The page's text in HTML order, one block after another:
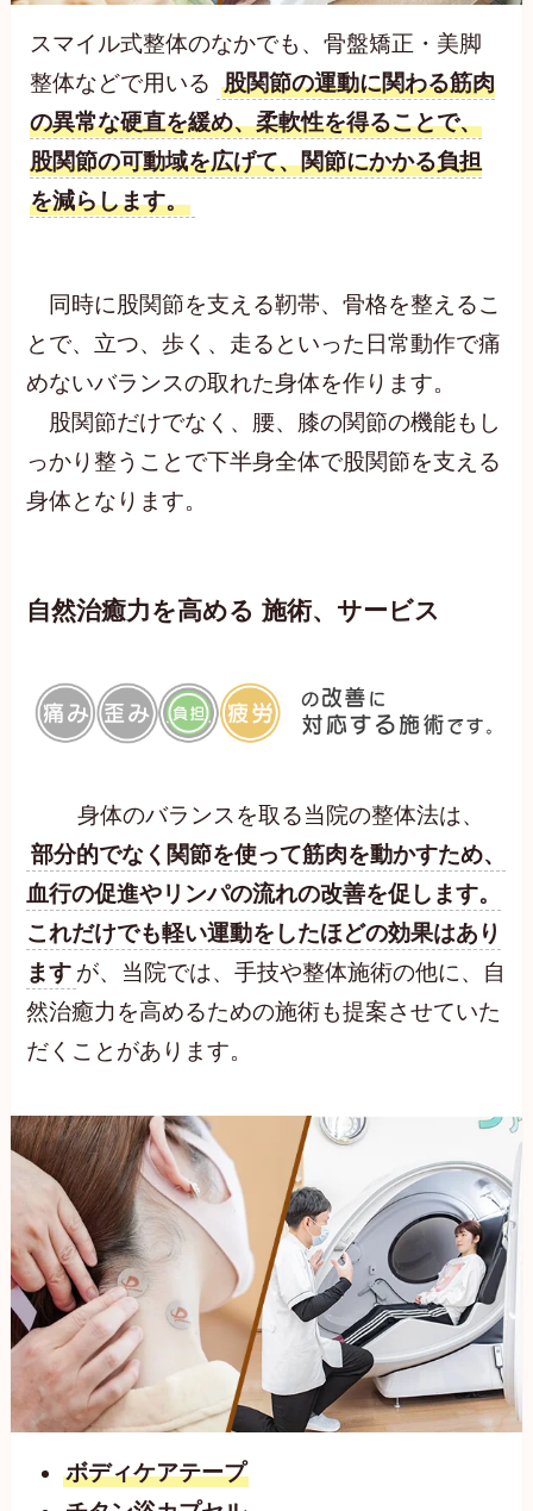
スマイル式整体のなかでも、骨盤矯正・美脚
整体などで用いる
股関節の運動に関わる筋肉
の異常な硬直を緩め、柔軟性を得ることで、
股関節の可動域を広げて、関節にかかる負担
を減らします。
同時に股関節を支える靭帯、骨格を整えるこ
とで、立つ、歩く、走るといった日常動作で痛
めないバランスの取れた身体を作ります。
股関節だけでなく、腰、膝の関節の機能もし
っかり整うことで下半身全体で股関節を支える
身体となります。
自然治癒力を高める 施術、サービス
身体のバランスを取る当院の整体法は、
部分的でなく関節を使って筋肉を動かすため、
血行の促進やリンパの流れの改善を促します。
これだけでも軽い運動をしたほどの効果はあり
ます が、当院では、手技や整体施術の他に、自
然治癒力を高めるための施術も提案させていた
だくことがあります。
ボディケアテープ